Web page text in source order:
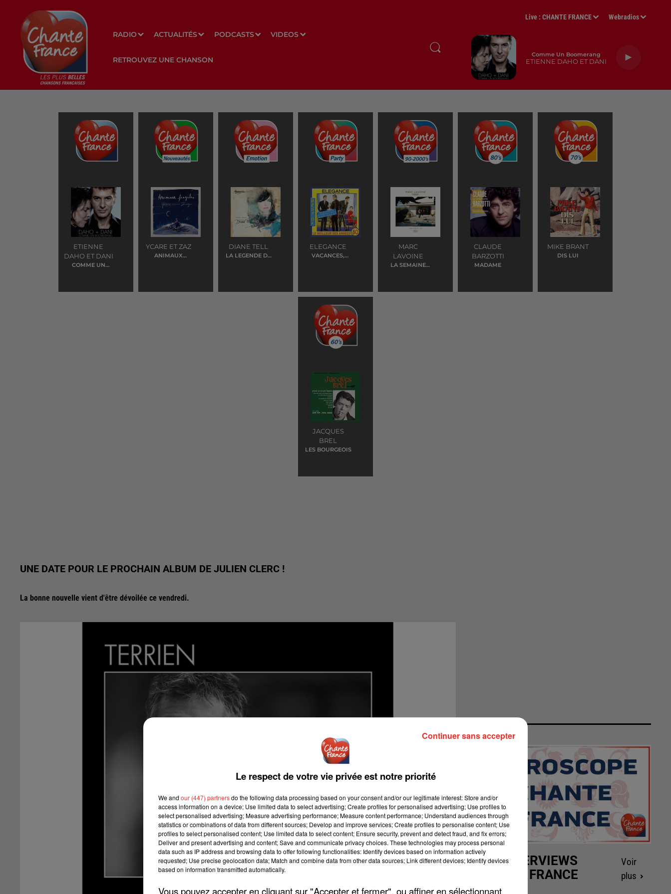
RADIO ACTUALITÉS PODCASTS VIDEOS
RETROUVEZ UNE CHANSON
Live :CHANTE FRANCE Webradios
Comme Un Boomerang
ETIENNE DAHO ET DANI
ETIENNE
DAHO ET DANI
COMME UN
YCARE ET ZAZ
ANIMAUX
DIANE TELL
LA LEGENDE DE
ELEGANCE
VACANCES,
MARC
LAVOINE
LA SEMAINE
CLAUDE
BARZOTTI
MADAME
MIKE BRANT
DIS LUI
JACQUES
BREL
LES BOURGEOIS
UNE DATE POUR LE PROCHAIN ALBUM DE JULIEN CLERC !
La bonne nouvelle vient d'être dévoilée ce vendredi.
LES INTERVIEWS
CHANTE FRANCE
Voir
plus
Le respect de votre vie privée est notre priorité
We and our (447) partnersdo the following data processing based on your consent and/or our legitimate interest: Store and/or
access information on a device; Use limited data to select advertising; Create profiles for personalised advertising; Use profiles to
select personalised advertising; Measure advertising performance; Measure content performance; Understand audiences through
statistics or combinations of data from different sources; Develop and improve services; Create profiles to personalise content; Use
profiles to select personalised content; Use limited data to select content; Ensure security, prevent and detect fraud, and fix errors;
Deliver and present advertising and content; Save and communicate privacy choices. These technologies may process personal
data such as IP address and browsing data to offer following functionalities: Identify devices based on information actively
requested; Use precise geolocation data; Match and combine data from other data sources; Link different devices; Identify devices
based on information transmitted automatically.
Vous pouvez accepter en cliquant sur "Accepter et fermer", ou affiner en sélectionnant
Continuer sans accepter